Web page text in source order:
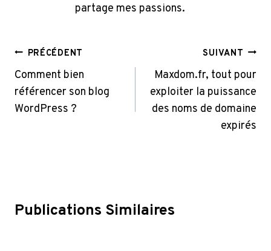
partage mes passions.
Navigation
De
L’article
PRÉCÉDENT
Comment bien
référencer son blog
WordPress ?
SUIVANT
Maxdom.fr, tout pour
exploiter la puissance
des noms de domaine
expirés
Publications Similaires